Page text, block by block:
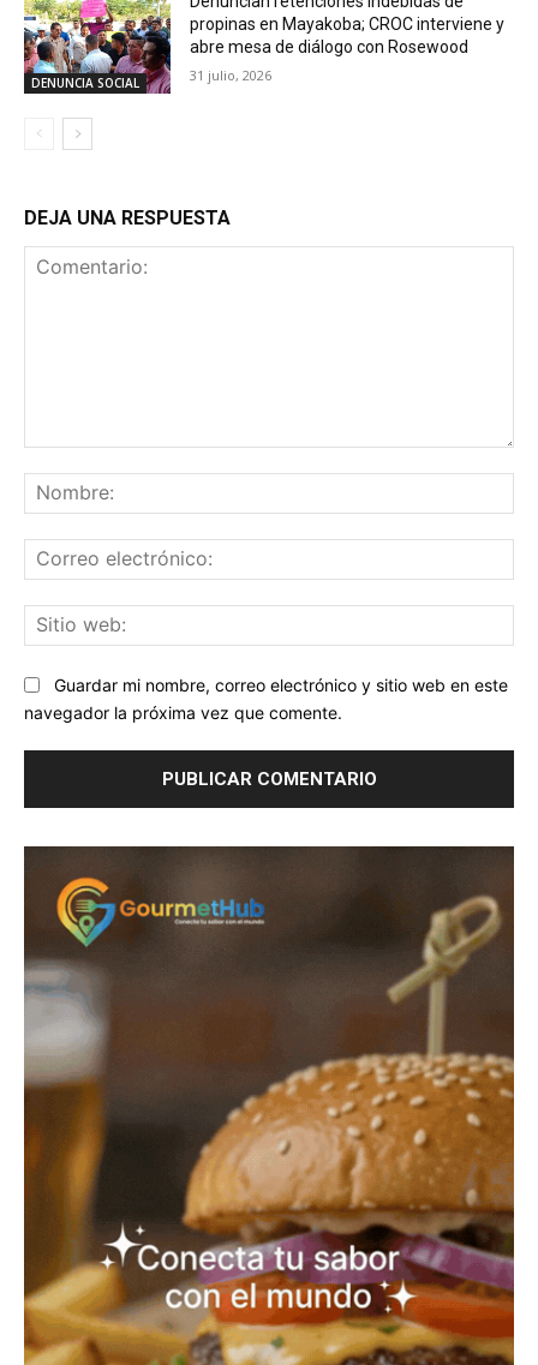
DENUNCIA SOCIAL
propinas en Mayakoba; CROC interviene y
abre mesa de diálogo con Rosewood
31 julio, 2026
DEJA UNA RESPUESTA
Guardar mi nombre, correo electrónico y sitio web en este
navegador la próxima vez que comente.